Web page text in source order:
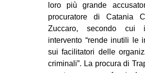
ARTE
CINEMA
MANIFESTI
loro più grande
procuratore di Catania
Zuccaro, secondo cui
intervento “rende inutili le
sui facilitatori delle
criminali”. La procura di